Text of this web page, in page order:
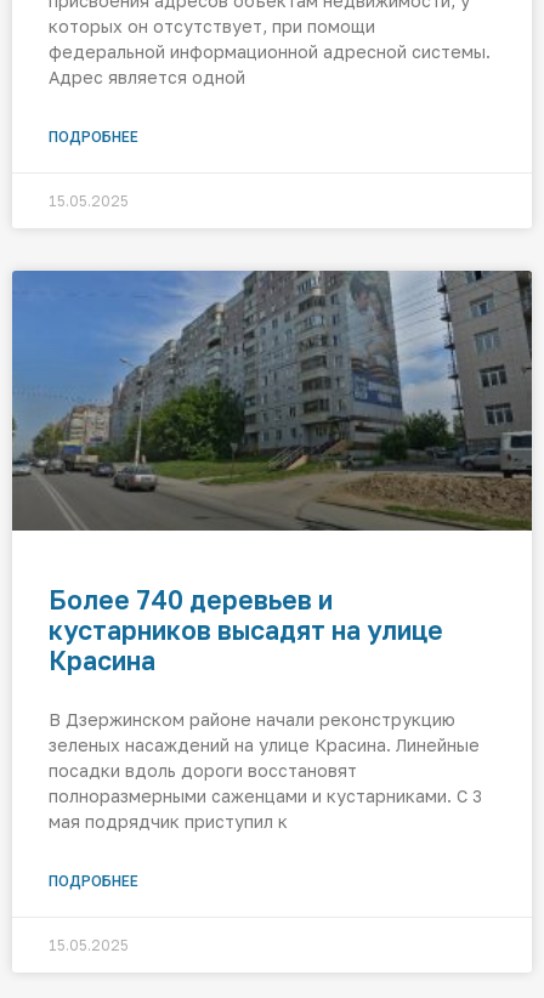
которых он отсутствует, при помощи
федеральной информационной адресной системы.
Адрес является одной
ПОДРОБНЕЕ
15.05.2025
Более 740 деревьев и
кустарников высадят на улице
Красина
В Дзержинском районе начали реконструкцию
зеленых насаждений на улице Красина. Линейные
посадки вдоль дороги восстановят
полноразмерными саженцами и кустарниками. С 3
мая подрядчик приступил к
ПОДРОБНЕЕ
15.05.2025